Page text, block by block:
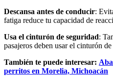
Descansa antes de conducir:
fatiga reduce tu capacidad de
Usa el cinturón de seguridad:
pasajeros deben usar el cinturón
También te puede interesar:
perritos en Morelia, Michoacán